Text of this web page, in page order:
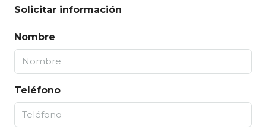
Solicitar información
Nombre
Teléfono